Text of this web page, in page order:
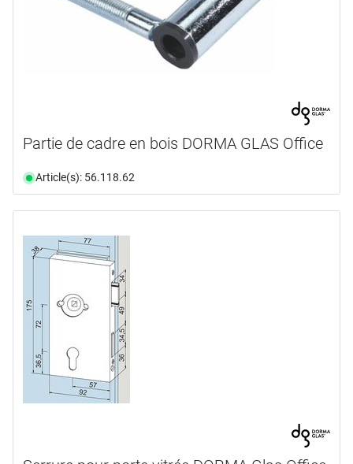
Partie de cadre en bois DORMA GLAS Office
Article(s): 56.118.62